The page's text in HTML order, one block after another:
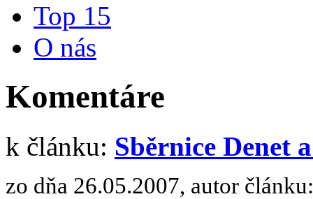
Top 15
O nás
Komentáre
k článku: Sběrnice Denet
zo dňa 26.05.2007, autor